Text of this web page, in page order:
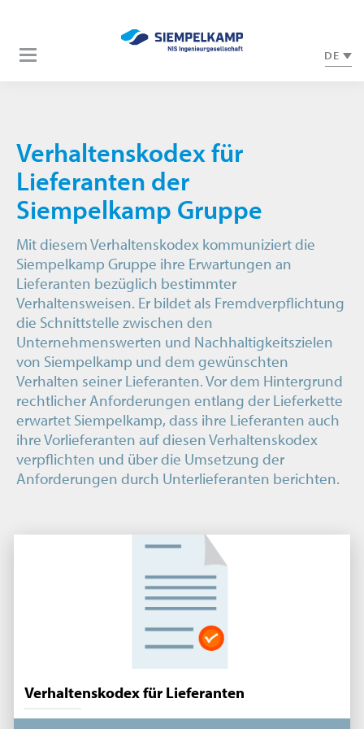
DE
Verhaltenskodex für
Lieferanten der
Siempelkamp Gruppe
Mit diesem Verhaltenskodex kommuniziert die
Siempelkamp Gruppe ihre Erwartungen an
Lieferanten bezüglich bestimmter
Verhaltensweisen. Er bildet als Fremdverpflichtung
die Schnittstelle zwischen den
Unternehmenswerten und Nachhaltigkeitszielen
von Siempelkamp und dem gewünschten
Verhalten seiner Lieferanten. Vor dem Hintergrund
rechtlicher Anforderungen entlang der Lieferkette
erwartet Siempelkamp, dass ihre Lieferanten auch
ihre Vorlieferanten auf diesen Verhaltenskodex
verpflichten und über die Umsetzung der
Anforderungen durch Unterlieferanten berichten.
Verhaltenskodex für Lieferanten